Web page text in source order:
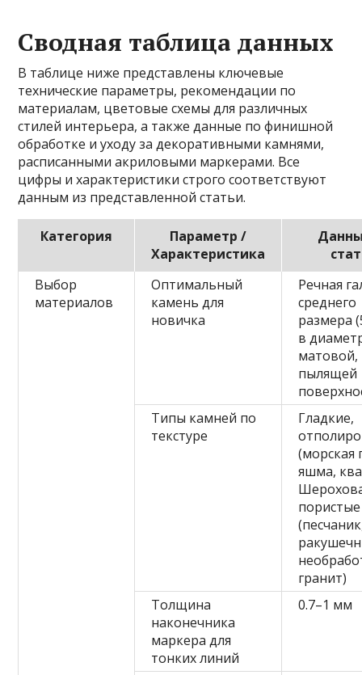
Сводная таблица данных
В таблице ниже представлены ключевые
технические параметры, рекомендации по
материалам, цветовые схемы для различных
стилей интерьера, а также данные по финишной
обработке и уходу за декоративными камнями,
расписанными акриловыми маркерами. Все
цифры и характеристики строго соответствуют
данным из представленной статьи.
Категория
Параметр /
Характеристика
Выбор
материалов
Оптимальный
камень для
новичка
Речная
среднего
размера
в
матовой,
пылящей
Типы камней по
текстуре
Гладкие,
(морская
яшма,
пористые
гранит)
Толщина
наконечника
маркера для
тонких линий
0.7–1 мм